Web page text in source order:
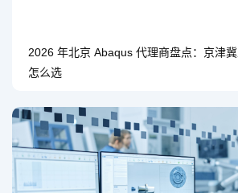
2026 年北京 Abaqus 代理商盘点：京津
怎么选